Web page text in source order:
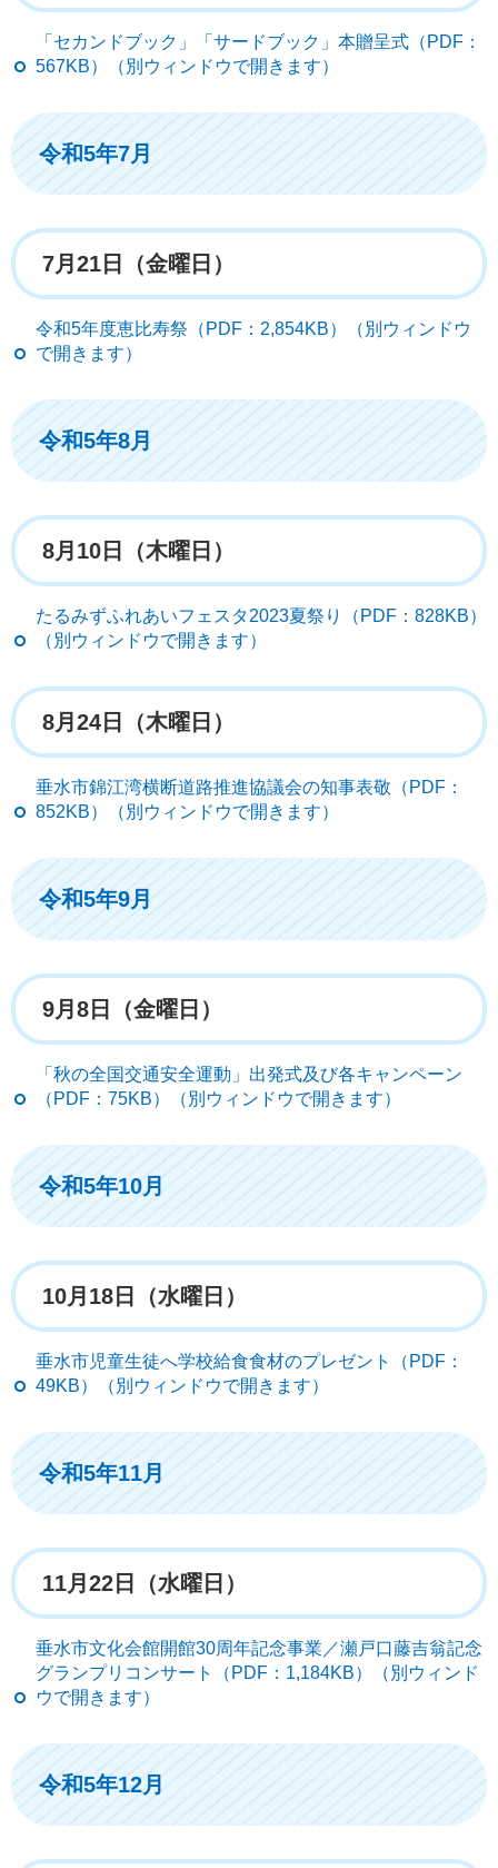
「セカンドブック」「サードブック」本贈呈式（PDF：
567KB）（別ウィンドウで開きます）
令和5年7月
7月21日（金曜日）
令和5年度恵比寿祭（PDF：2,854KB）（別ウィンドウ
で開きます）
令和5年8月
8月10日（木曜日）
たるみずふれあいフェスタ2023夏祭り（PDF：828KB）
（別ウィンドウで開きます）
8月24日（木曜日）
垂水市錦江湾横断道路推進協議会の知事表敬（PDF：
852KB）（別ウィンドウで開きます）
令和5年9月
9月8日（金曜日）
「秋の全国交通安全運動」出発式及び各キャンペーン
（PDF：75KB）（別ウィンドウで開きます）
令和5年10月
10月18日（水曜日）
垂水市児童生徒へ学校給食食材のプレゼント（PDF：
49KB）（別ウィンドウで開きます）
令和5年11月
11月22日（水曜日）
垂水市文化会館開館30周年記念事業／瀬戸口藤吉翁記念
グランプリコンサート（PDF：1,184KB）（別ウィンド
ウで開きます）
令和5年12月